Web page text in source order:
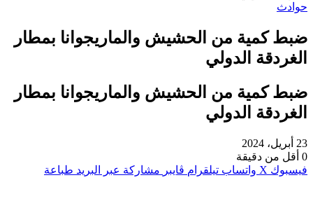
حوادث
ضبط كمية من الحشيش والماريجوانا بمطار
الغردقة الدولي
ضبط كمية من الحشيش والماريجوانا بمطار
الغردقة الدولي
23 أبريل، 2024
0 أقل من دقيقة
فيسبوك ‫X واتساب تيلقرام ڤايبر مشاركة عبر البريد طباعة